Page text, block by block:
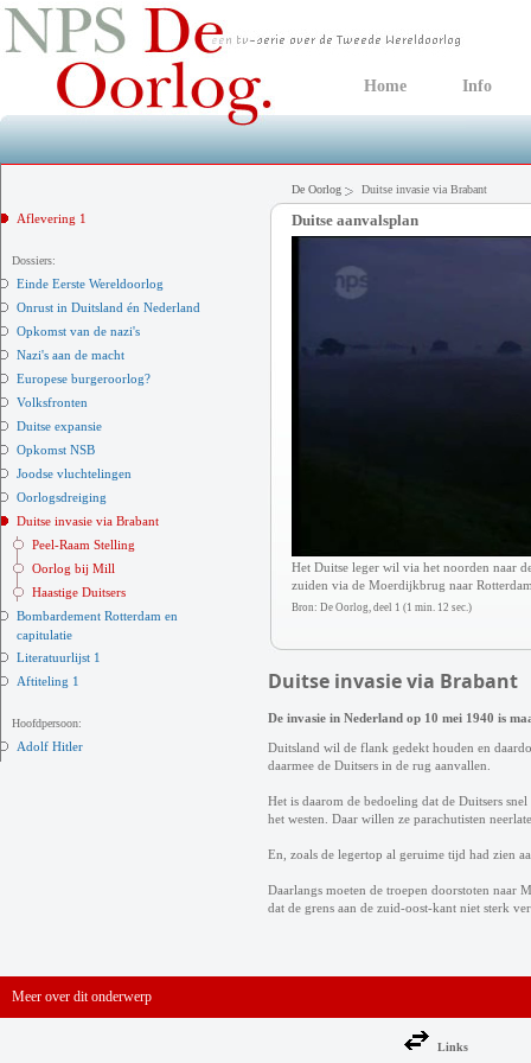
Home Info
Aflevering 1
Dossiers:
Einde Eerste Wereldoorlog
Onrust in Duitsland én Nederland
Opkomst van de nazi's
Nazi's aan de macht
Europese burgeroorlog?
Volksfronten
Duitse expansie
Opkomst NSB
Joodse vluchtelingen
Oorlogsdreiging
Duitse invasie via Brabant
Peel-Raam Stelling
Oorlog bij Mill
Haastige Duitsers
Bombardement Rotterdam en
capitulatie
Literatuurlijst 1
Aftiteling 1
Hoofdpersoon:
Adolf Hitler
De Oorlog Duitse invasie via Brabant
Duitse aanvalsplan
Het Duitse leger wil via het noorden naar
zuiden via de Moerdijkbrug naar
Bron: De Oorlog, deel 1 (1 min. 12 sec.)
Duitse invasie via Brabant
De invasie in Nederland op 10 mei 1940 is
Duitsland wil de flank gedekt houden en
daarmee de Duitsers in de rug aanvallen.
Het is daarom de bedoeling dat de Duitsers
het westen. Daar willen ze parachutisten
En, zoals de legertop al geruime tijd had zien
Daarlangs moeten de troepen doorstoten naar
dat de grens aan de zuid-oost-kant niet sterk
Meer over dit onderwerp
Links